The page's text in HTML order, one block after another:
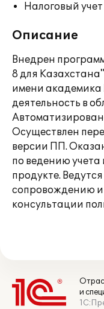
Налоговый учет
Описание
Внедрен
8 для
имени
деятельность в
Осуществлен
версии ПП.
по ведению
продукте.
сопровождению
консультации
и